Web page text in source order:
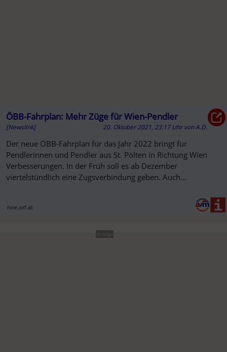
ÖBB-Fahrplan: Mehr Züge für Wien-Pendler
[Newslink] 20. Oktober 2021, 23:17 Uhr vonA.D.
Der neue ÖBB-Fahrplan für das Jahr 2022 bringt für
Pendlerinnen und Pendler aus St. Pölten in Richtung Wien
Verbesserungen. In der Früh soll es ab Dezember
viertelstündlich eine Zugsverbindung geben. Auch
noe.orf.at
Anzeige